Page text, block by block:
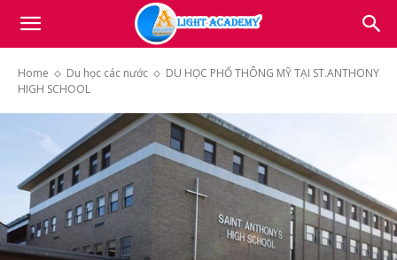
Light
Home Du học các nước
DU HỌC PHỔ THÔNG MỸ TẠI ST.ANTHONY
HIGH SCHOOL